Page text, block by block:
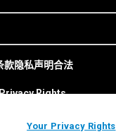
款隐私声明合法
Rights
Your Privacy Rights